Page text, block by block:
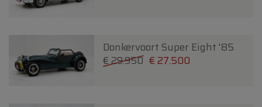
Donkervoort Super Eight '85
€ 29.950 € 27.500